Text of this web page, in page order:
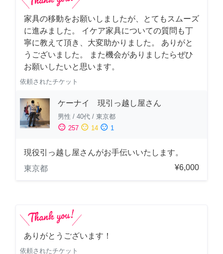
家具の移動をお願いしましたが、とてもスムーズ
に進みました。 イケア家具についての質問も丁
寧に教えて頂き、大変助かりました。 ありがと
うございました。 また機会がありましたらぜひ
お願いしたいと思います。
依頼されたチケット
ケーナイ 現引っ越し屋さん
男性 / 40代 / 東京都
sentiment_satisfied 257 sentiment_neutral 14 sentiment_dissatisfied 1
現役引っ越し屋さんがお手伝いいたします。
東京都
¥6,000
ありがとうございます！
依頼されたチケット